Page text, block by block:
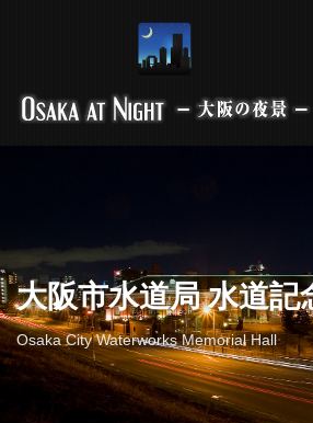
大阪市水道局 水道記
Osaka City Waterworks Memorial Hall